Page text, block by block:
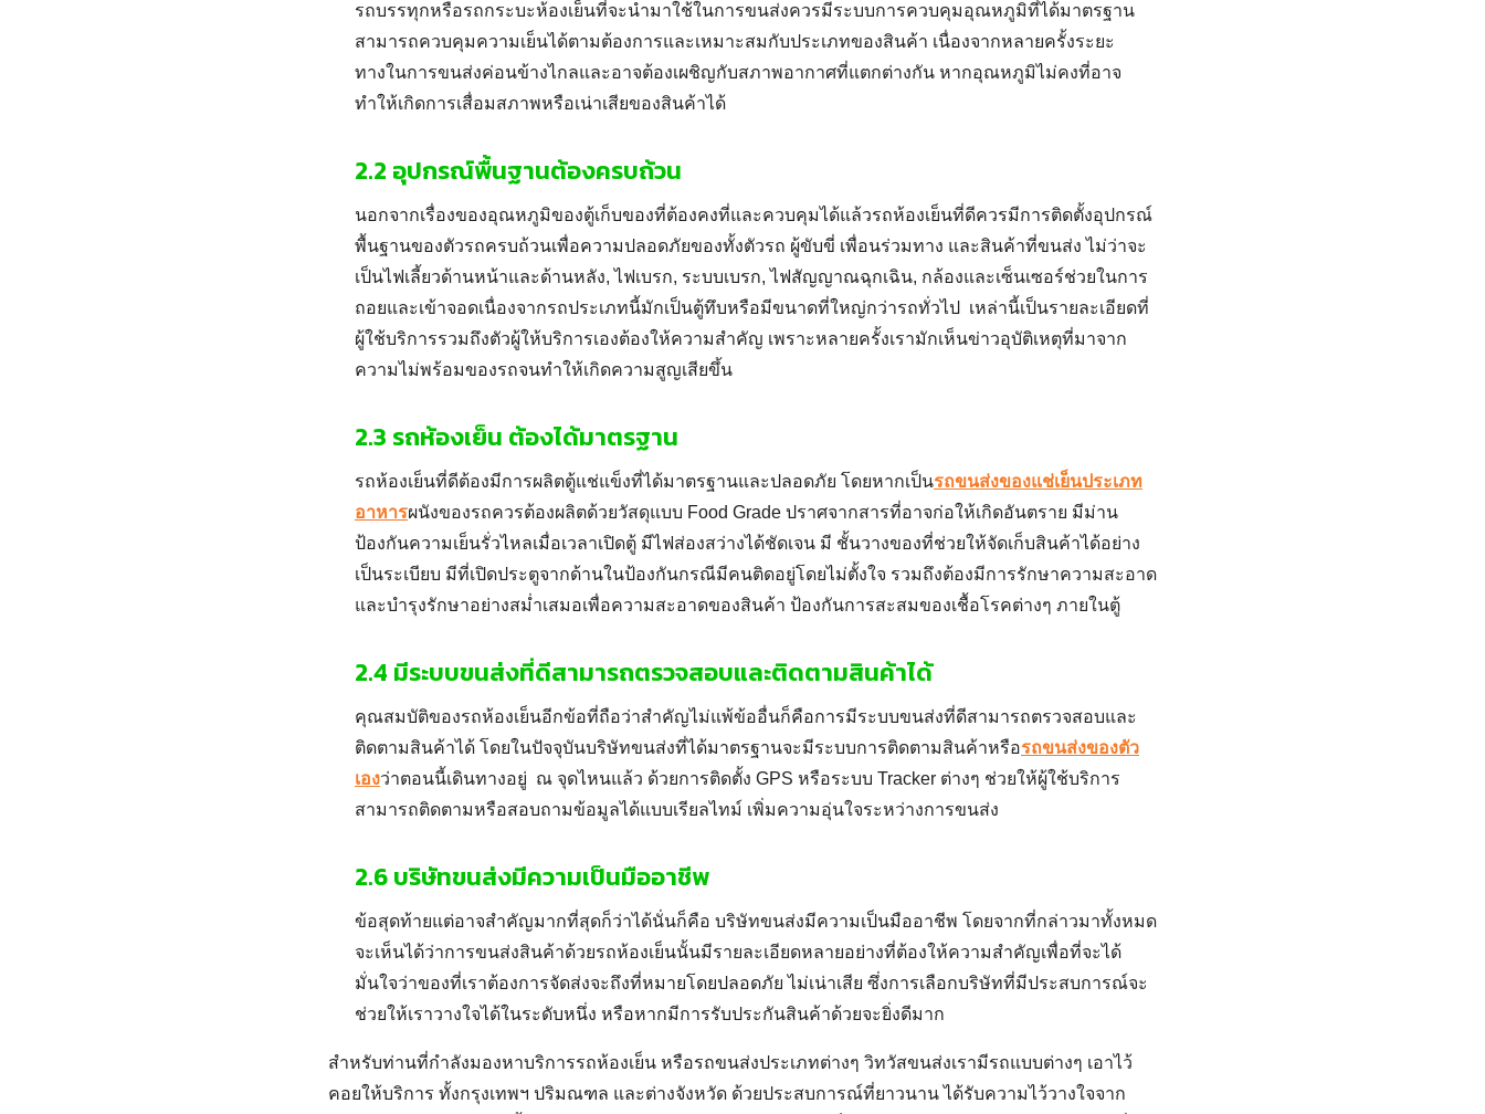
Search
for:
รถบรรทุกหรือรถกระบะห้องเย็นที่จะนำมาใช้ในการขนส่งควรมีระบบการควบคุมอุณหภูมิที่ได้มาตรฐาน
สามารถควบคุมความเย็นได้ตามต้องการและเหมาะสมกับประเภทของสินค้า เนื่องจากหลายครั้งระยะ
ทางในการขนส่งค่อนข้างไกลและอาจต้องเผชิญกับสภาพอากาศที่แตกต่างกัน หากอุณหภูมิไม่คงที่อาจ
ทำให้เกิดการเสื่อมสภาพหรือเน่าเสียของสินค้าได้
2.2 อุปกรณ์พื้นฐานต้องครบถ้วน
นอกจากเรื่องของอุณหภูมิของตู้เก็บของที่ต้องคงที่และควบคุมได้แล้วรถห้องเย็นที่ดีควรมีการติดตั้งอุปกรณ์
พื้นฐานของตัวรถครบถ้วนเพื่อความปลอดภัยของทั้งตัวรถ ผู้ขับขี่ เพื่อนร่วมทาง และสินค้าที่ขนส่ง ไม่ว่าจะ
เป็นไฟเลี้ยวด้านหน้าและด้านหลัง, ไฟเบรก, ระบบเบรก, ไฟสัญญาณฉุกเฉิน, กล้องและเซ็นเซอร์ช่วยในการ
ถอยและเข้าจอดเนื่องจากรถประเภทนี้มักเป็นตู้ทึบหรือมีขนาดที่ใหญ่กว่ารถทั่วไป เหล่านี้เป็นรายละเอียดที่
ผู้ใช้บริการรวมถึงตัวผู้ให้บริการเองต้องให้ความสำคัญ เพราะหลายครั้งเรามักเห็นข่าวอุบัติเหตุที่มาจาก
ความไม่พร้อมของรถจนทำให้เกิดความสูญเสียขึ้น
2.3 รถห้องเย็น ต้องได้มาตรฐาน
รถห้องเย็นที่ดีต้องมีการผลิตตู้แช่แข็งที่ได้มาตรฐานและปลอดภัย โดยหากเป็นรถขนส่งของแช่เย็นประเภท
อาหารผนังของรถควรต้องผลิตด้วยวัสดุแบบ Food Grade ปราศจากสารที่อาจก่อให้เกิดอันตราย มีม่าน
ป้องกันความเย็นรั่วไหลเมื่อเวลาเปิดตู้ มีไฟส่องสว่างได้ชัดเจน มี ชั้นวางของที่ช่วยให้จัดเก็บสินค้าได้อย่าง
เป็นระเบียบ มีที่เปิดประตูจากด้านในป้องกันกรณีมีคนติดอยู่โดยไม่ตั้งใจ รวมถึงต้องมีการรักษาความสะอาด
และบำรุงรักษาอย่างสม่ำเสมอเพื่อความสะอาดของสินค้า ป้องกันการสะสมของเชื้อโรคต่างๆ ภายในตู้
2.4 มีระบบขนส่งที่ดีสามารถตรวจสอบและติดตามสินค้าได้
คุณสมบัติของรถห้องเย็นอีกข้อที่ถือว่าสำคัญไม่แพ้ข้ออื่นก็คือการมีระบบขนส่งที่ดีสามารถตรวจสอบและ
ติดตามสินค้าได้ โดยในปัจจุบันบริษัทขนส่งที่ได้มาตรฐานจะมีระบบการติดตามสินค้าหรือรถขนส่งของตัว
เองว่าตอนนี้เดินทางอยู่ ณ จุดไหนแล้ว ด้วยการติดตั้ง GPS หรือระบบ Tracker ต่างๆ ช่วยให้ผู้ใช้บริการ
สามารถติดตามหรือสอบถามข้อมูลได้แบบเรียลไทม์ เพิ่มความอุ่นใจระหว่างการขนส่ง
2.6บริษัทขนส่งมีความเป็นมืออาชีพ
ข้อสุดท้ายแต่อาจสำคัญมากที่สุดก็ว่าได้นั่นก็คือ บริษัทขนส่งมีความเป็นมืออาชีพ โดยจากที่กล่าวมาทั้งหมด
จะเห็นได้ว่าการขนส่งสินค้าด้วยรถห้องเย็นนั้นมีรายละเอียดหลายอย่างที่ต้องให้ความสำคัญเพื่อที่จะได้
มั่นใจว่าของที่เราต้องการจัดส่งจะถึงที่หมายโดยปลอดภัย ไม่เน่าเสีย ซึ่งการเลือกบริษัทที่มีประสบการณ์จะ
ช่วยให้เราวางใจได้ในระดับหนึ่ง หรือหากมีการรับประกันสินค้าด้วยจะยิ่งดีมาก
สำหรับท่านที่กำลังมองหาบริการรถห้องเย็น หรือรถขนส่งประเภทต่างๆ วิทวัสขนส่งเรามีรถแบบต่างๆ เอาไว้
คอยให้บริการ ทั้งกรุงเทพฯ ปริมณฑล และต่างจังหวัด ด้วยประสบการณ์ที่ยาวนาน ได้รับความไว้วางใจจาก